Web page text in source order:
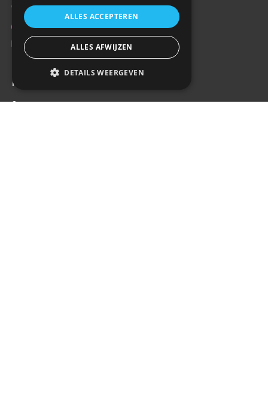
Contact
+31(0)85 486 83 17
info@rrparts.nl
Klantenservice
Over ons
ALLES ACCEPTEREN
ALLES AFWIJZEN
DETAILS WEERGEVEN